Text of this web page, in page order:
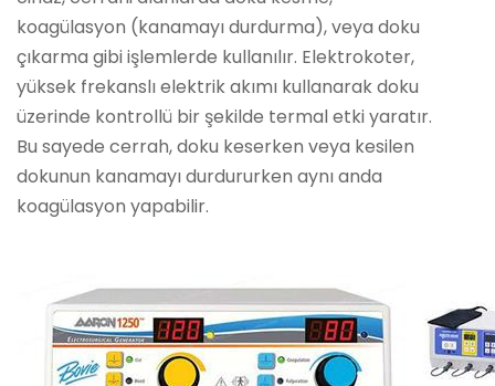
koagülasyon (kanamayı durdurma), veya doku
çıkarma gibi işlemlerde kullanılır. Elektrokoter,
yüksek frekanslı elektrik akımı kullanarak doku
üzerinde kontrollü bir şekilde termal etki yaratır.
Bu sayede cerrah, doku keserken veya kesilen
dokunun kanamayı durdururken aynı anda
koagülasyon yapabilir.